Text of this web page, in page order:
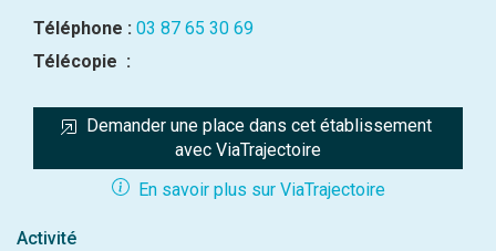
Téléphone : 03 87 65 30 69
Télécopie :
Demander une place dans cet établissement
avec ViaTrajectoire
En savoir plus sur ViaTrajectoire
Activité